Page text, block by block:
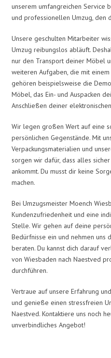
unserem umfangreichen Service
und professionellen Umzug, den
Unsere geschulten Mitarbeiter
Umzug reibungslos abläuft.
nur den Transport deiner Möbel
weiteren Aufgaben, die mit
gehören beispielsweise die
Möbel, das Ein- und Auspacken
Anschließen deiner
Wir legen großen Wert auf eine
persönlichen Gegenstände. Mit
Verpackungsmaterialien und
sorgen wir dafür, dass alles
ankommt. Du musst dir keine
machen.
Bei Umzugsmeister Moench
Kundenzufriedenheit und eine
Stelle. Wir gehen auf deine
Bedürfnisse ein und nehmen uns
beraten. Du kannst dich darauf
von Wiesbaden nach Naestved
durchführen.
Vertraue auf unsere Erfahrung
und genieße einen stressfreien
Naestved. Kontaktiere uns noch
unverbindliches Angebot!